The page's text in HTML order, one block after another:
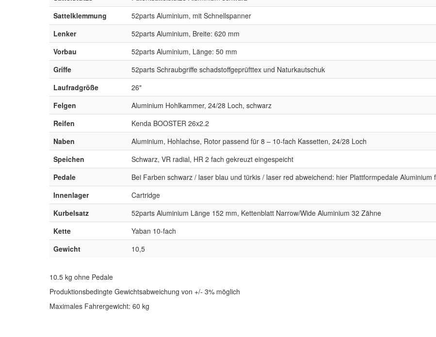
Sattelklemmung
52parts Aluminium, mit Schnellspanner
Lenker
52parts Aluminium, Breite: 620 mm
Vorbau
52parts Aluminium, Länge: 50 mm
Griffe
52parts Schraubgriffe schadstoffgeprüfttex und Naturkautschuk
Laufradgröße
26"
Felgen
Aluminium Hohlkammer, 24/28 Loch, schwarz
Reifen
Kenda BOOSTER 26x2.2
Naben
Aluminium, Hohlachse, Rotor passend für 8 – 10-fach Kassetten, 24/28 Loch
Speichen
Schwarz, VR radial, HR 2 fach gekreuzt eingespeicht
Pedale
Bei Farben schwarz / laser blau und türkis / laser red abweichend: hier Plattformpedale Aluminium
Innenlager
Cartridge
Kurbelsatz
52parts Aluminium Länge 152 mm, Kettenblatt Narrow/Wide Aluminium 32 Zähne
Kette
Yaban 10-fach
Gewicht
10,5
10.5 kg ohne Pedale
Produktionsbedingte Gewichtsabweichung von +/- 3% möglich
Maximales Fahrergewicht: 60 kg